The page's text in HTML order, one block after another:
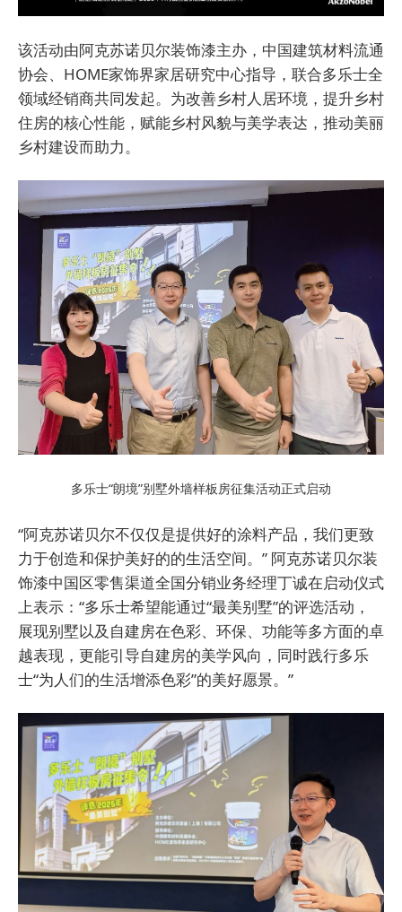
该活动由阿克苏诺贝尔装饰漆主办，中国建筑材料流通
协会、HOME家饰界家居研究中心指导，联合多乐士全
领域经销商共同发起。为改善乡村人居环境，提升乡村
住房的核心性能，赋能乡村风貌与美学表达，推动美丽
乡村建设而助力。
多乐士“朗境”别墅外墙样板房征集活动正式启动
“阿克苏诺贝尔不仅仅是提供好的涂料产品，我们更致
力于创造和保护美好的的生活空间。” 阿克苏诺贝尔装
饰漆中国区零售渠道全国分销业务经理丁诚在启动仪式
上表示：“多乐士希望能通过“最美别墅”的评选活动，
展现别墅以及自建房在色彩、环保、功能等多方面的卓
越表现，更能引导自建房的美学风向，同时践行多乐
士“为人们的生活增添色彩”的美好愿景。”